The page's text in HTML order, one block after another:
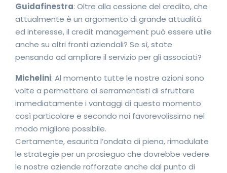
Guidafinestra: Oltre alla cessione del credito, che
attualmente è un argomento di grande attualità
ed interesse, il credit management può essere utile
anche su altri fronti aziendali? Se sì, state
pensando ad ampliare il servizio per gli associati?
Michelini: Al momento tutte le nostre azioni sono
volte a permettere ai serramentisti di sfruttare
immediatamente i vantaggi di questo momento
così particolare e secondo noi favorevolissimo nel
modo migliore possibile.
Certamente, esaurita l’ondata di piena, rimodulate
le strategie per un prosieguo che dovrebbe vedere
le nostre aziende rafforzate anche dal punto di